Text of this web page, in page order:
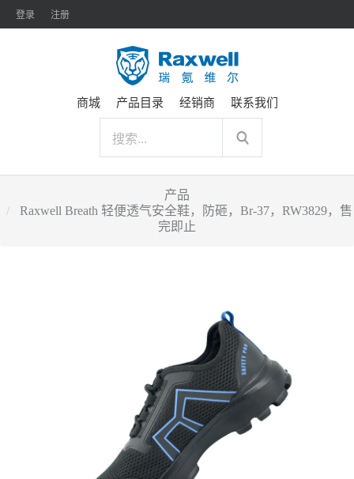
登录 注册
商城 产品目录 经销商 联系我们
产品
Raxwell Breath 轻便透气安全鞋，防砸，Br-37，RW3829，售
完即止